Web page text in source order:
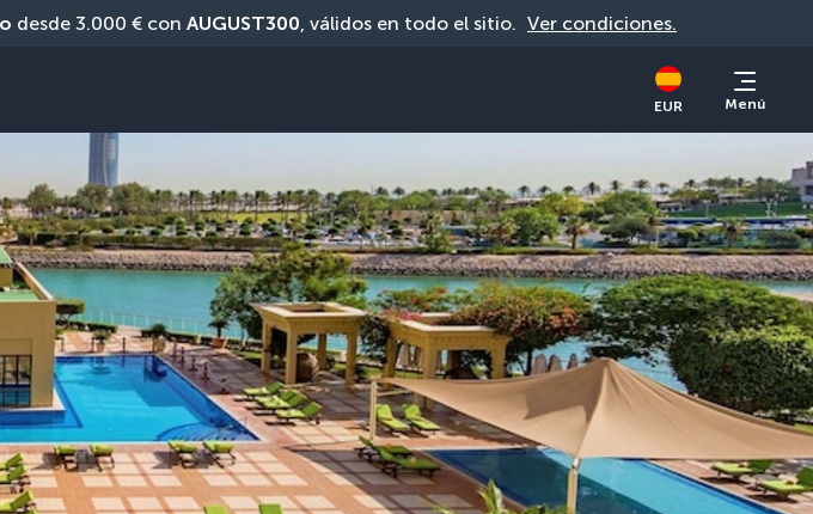
desde 3.000 € con AUGUST300, válidos en todo el sitio. Ver condiciones.
EUR Menú